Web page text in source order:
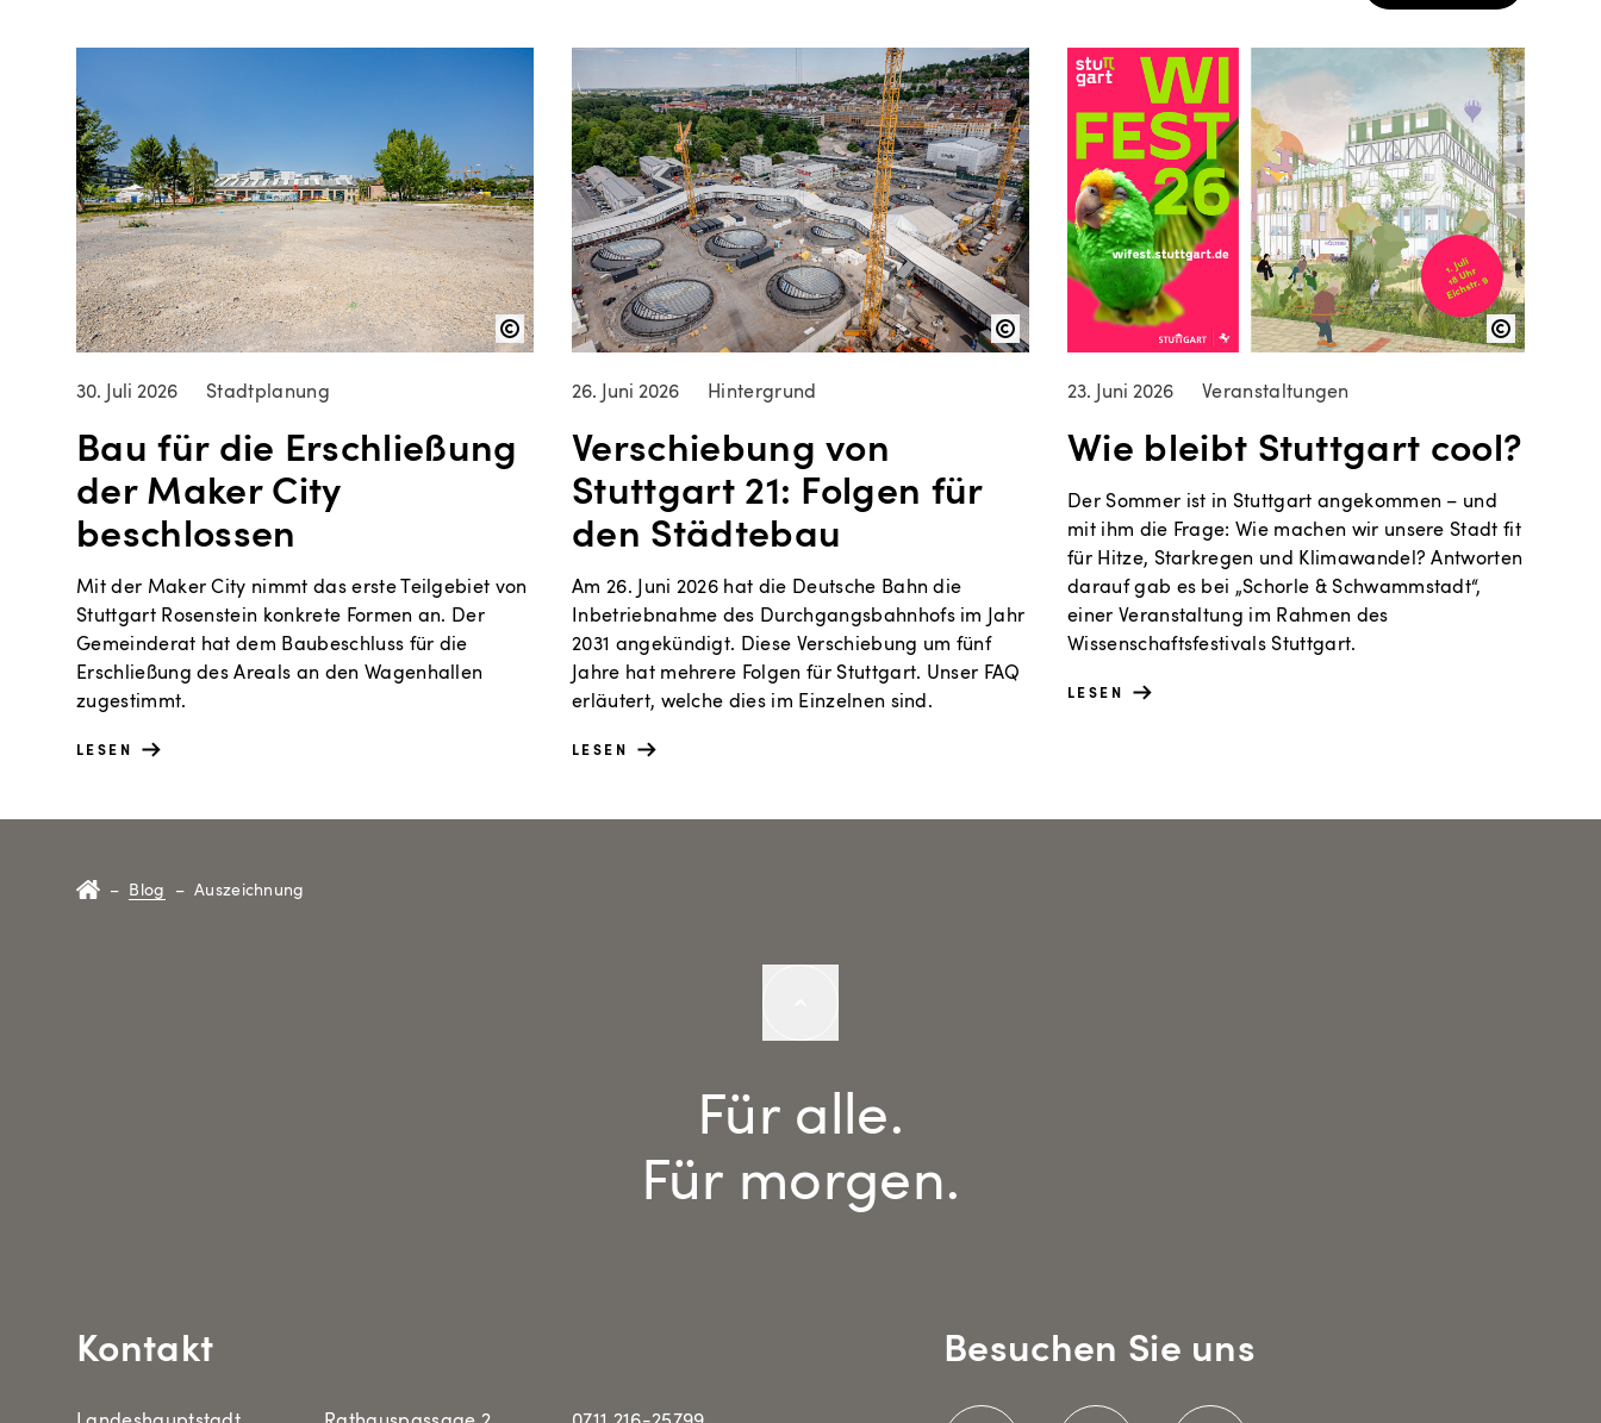
30. Juli 2026 Stadtplanung
Bau für die Erschließung
der Maker City
beschlossen
Mit der Maker City nimmt das erste Teilgebiet von
Stuttgart Rosenstein konkrete Formen an. Der
Gemeinderat hat dem Baubeschluss für die
Erschließung des Areals an den Wagenhallen
zugestimmt.
LESEN
26. Juni 2026 Hintergrund
Verschiebung von
Stuttgart 21: Folgen für
den Städtebau
Am 26. Juni 2026 hat die Deutsche Bahn die
Inbetriebnahme des Durchgangsbahnhofs im Jahr
2031 angekündigt. Diese Verschiebung um fünf
Jahre hat mehrere Folgen für Stuttgart. Unser FAQ
erläutert, welche dies im Einzelnen sind.
LESEN
23. Juni 2026 Veranstaltungen
Wie bleibt Stuttgart cool?
Der Sommer ist in Stuttgart angekommen – und
mit ihm die Frage: Wie machen wir unsere Stadt fit
für Hitze, Starkregen und Klimawandel? Antworten
darauf gab es bei „Schorle & Schwammstadt“,
einer Veranstaltung im Rahmen des
Wissenschaftsfestivals Stuttgart.
LESEN
– Blog – Auszeichnung
Für alle.
Für morgen.
Kontakt Besuchen Sie uns